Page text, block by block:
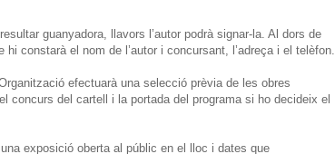
guanyadora, llavors l’autor podrà signar-la. Al dors de
hi constarà el nom de l’autor i concursant, l’adreça i el telèfon.
efectuarà una selecció prèvia de les obres
concurs del cartell i la portada del programa si ho decideix el
exposició oberta al públic en el lloc i dates que